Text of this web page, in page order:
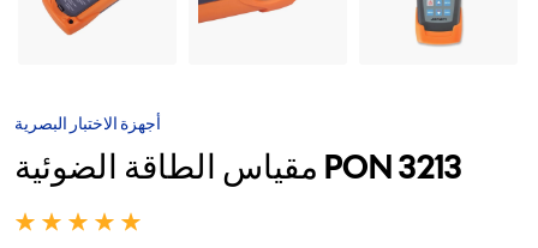
أجهزة الاختبار البصرية
مقياس الطاقة الضوئية PON 3213